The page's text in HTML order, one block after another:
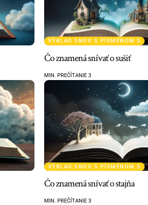
VÝKLAD SNOV S PÍSMENOM S
Čo znamená snívať o sušiť
MIN. PREČÍTANIE 3
VÝKLAD SNOV S PÍSMENOM S
Čo znamená snívať o stajňa
MIN. PREČÍTANIE 3